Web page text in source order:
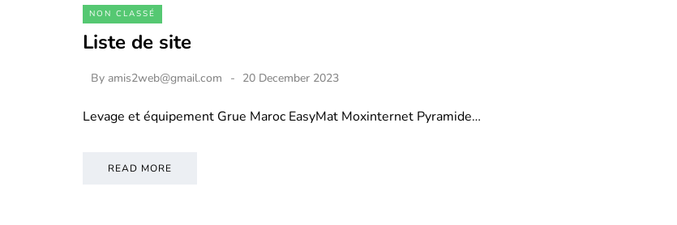
NON CLASSÉ
Liste de site
By amis2web@gmail.com 20 December 2023
Levage et équipement Grue Maroc EasyMat Moxinternet Pyramide…
READ MORE